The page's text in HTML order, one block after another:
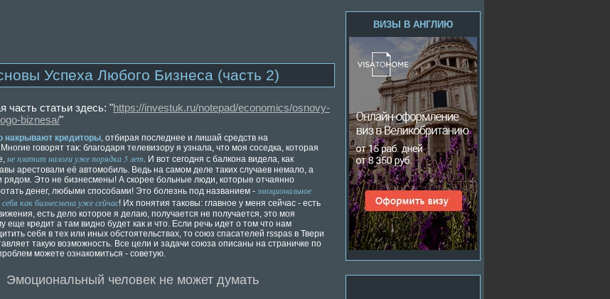
Успеха Любого Бизнеса (часть 2)
часть статьи здесь: "https://investuk.ru/notepad/economics/osnovy-
biznesa/"
накрывают кредиторы, отбирая последнее и лишай средств на
говорят так: благодаря телевизору я узнала, что моя соседка, которая
не платит налоги уже порядка 5 лет. И вот сегодня с балкона видела, как
арестовали её автомобиль. Ведь на самом деле таких случаев немало, а
рядом. Это не бизнесмены! А скорее больные люди, которые отчаянно
денег, любыми способами! Это болезнь под названием - эмоциональное
как бизнесмена уже сейчас! Их понятия таковы: главное у меня сейчас - есть
есть дело которое я делаю, получается не получается, это моя
еще кредит а там видно будет как и что. Если речь идет о том что нам
себя в тех или иных обстоятельствах, то союз спасателей rsspas в Твери
такую возможность. Все цели и задачи союза описаны на страничке по
можете ознакомиться - советую.
Эмоциональный человек не может думать
ВИЗЫ В АНГЛИЮ